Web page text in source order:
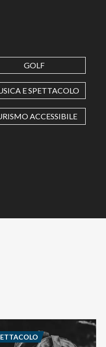
GOLF
E SPETTACOLO
ACCESSIBILE